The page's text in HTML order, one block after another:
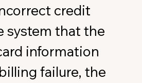
credit
system that the
information
failure, the